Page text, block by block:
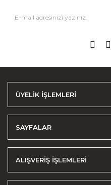
ÜYELİK İŞLEMLERİ
SAYFALAR
ALIŞVERİŞ İŞLEMLERİ